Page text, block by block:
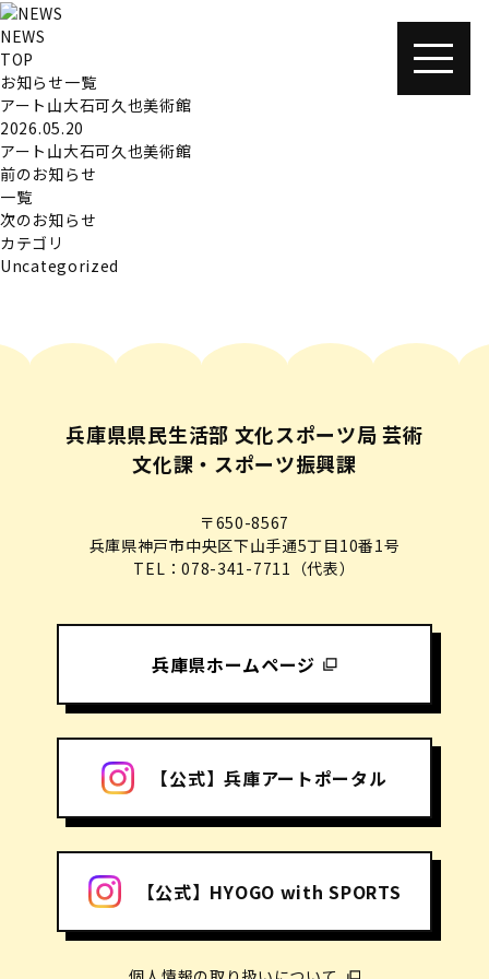
NEWS
TOP
お知らせ一覧
アート山大石可久也美術館
2026.05.20
アート山大石可久也美術館
前のお知らせ
一覧
次のお知らせ
カテゴリ
Uncategorized
兵庫県県民生活部 文化スポーツ局 芸術
文化課・スポーツ振興課
〒650-8567
兵庫県神戸市中央区下山手通5丁目10番1号
TEL：078-341-7711（代表）
兵庫県ホームページ
【公式】兵庫アートポータル
【公式】HYOGO with SPORTS